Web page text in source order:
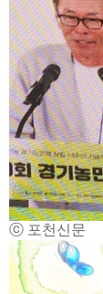
ⓒ 포천신문